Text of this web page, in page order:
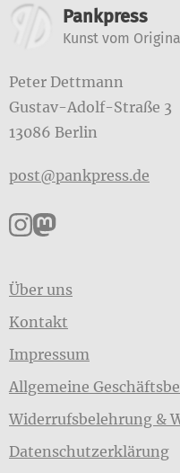
WeiterePankpress
Kunst vom
Peter Dettmann
Gustav-Adolf-Straße 3
13086 Berlin
post@pankpress.de
Pankpress auf
Pankpress
Über uns
Kontakt
Impressum
Allgemeine
Widerrufsbelehrung &
Datenschutzerklärung